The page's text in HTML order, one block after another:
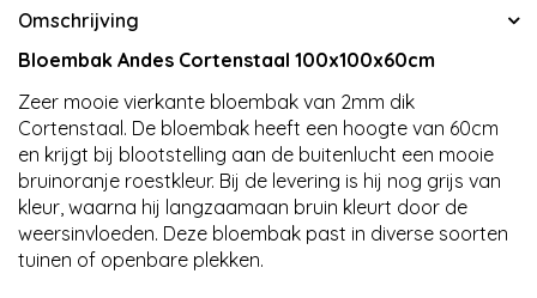
Omschrijving
Bloembak Andes Cortenstaal 100x100x60cm
Zeer mooie vierkante bloembak van 2mm dik
Cortenstaal. De bloembak heeft een hoogte van 60cm
en krijgt bij blootstelling aan de buitenlucht een mooie
bruinoranje roestkleur. Bij de levering is hij nog grijs van
kleur, waarna hij langzaamaan bruin kleurt door de
weersinvloeden. Deze bloembak past in diverse soorten
tuinen of openbare plekken.